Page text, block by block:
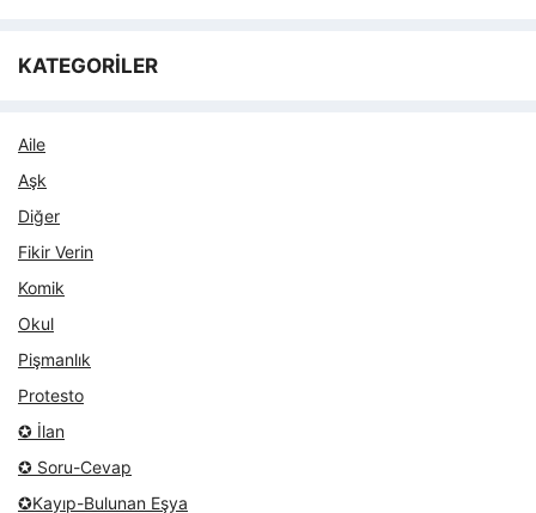
KATEGORİLER
Aile
Aşk
Diğer
Fikir Verin
Komik
Okul
Pişmanlık
Protesto
✪ İlan
✪ Soru-Cevap
✪Kayıp-Bulunan Eşya